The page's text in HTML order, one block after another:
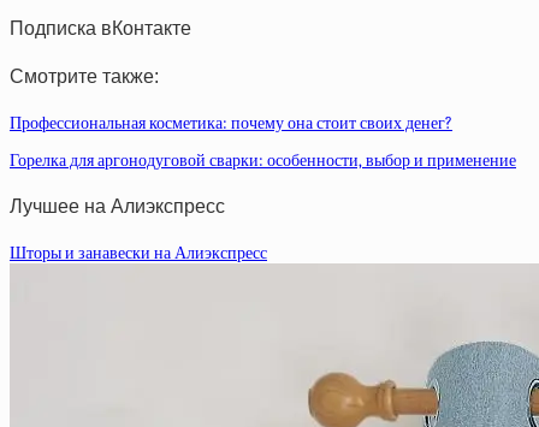
Подписка вКонтакте
Смотрите также:
Профессиональная косметика: почему она стоит своих денег?
Горелка для аргонодуговой сварки: особенности, выбор и применение
Лучшее на Алиэкспресс
Шторы и занавески на Алиэкспресс